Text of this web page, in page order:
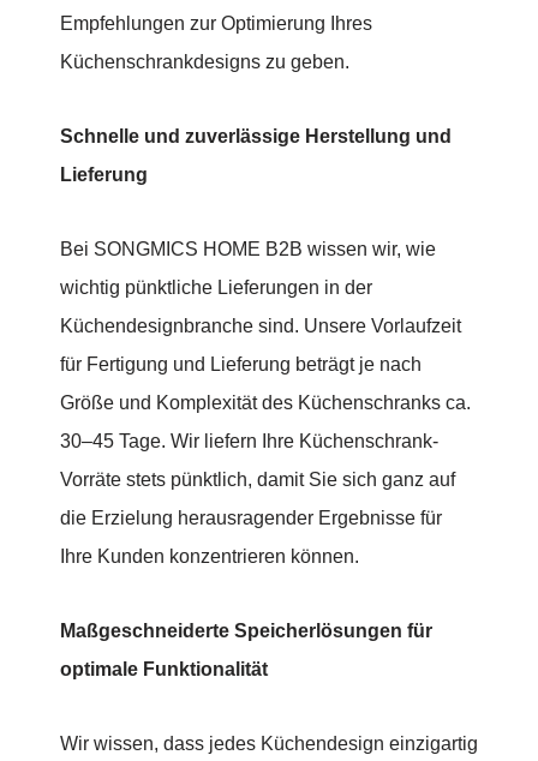
Empfehlungen zur Optimierung Ihres
Küchenschrankdesigns zu geben.
Schnelle und zuverlässige Herstellung und
Lieferung
Bei SONGMICS HOME B2B wissen wir, wie
wichtig pünktliche Lieferungen in der
Küchendesignbranche sind. Unsere Vorlaufzeit
für Fertigung und Lieferung beträgt je nach
Größe und Komplexität des Küchenschranks ca.
30–45 Tage. Wir liefern Ihre Küchenschrank-
Vorräte stets pünktlich, damit Sie sich ganz auf
die Erzielung herausragender Ergebnisse für
Ihre Kunden konzentrieren können.
Maßgeschneiderte Speicherlösungen für
optimale Funktionalität
Wir wissen, dass jedes Küchendesign einzigartig